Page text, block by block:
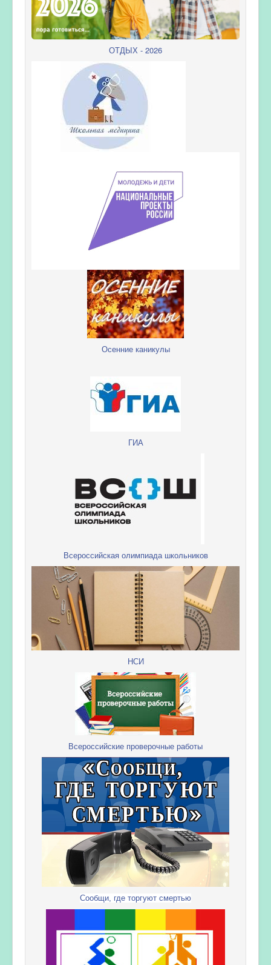
ОТДЫХ - 2026
Осенние каникулы
ГИА
Всероссийская олимпиада школьников
НСИ
Всероссийские проверочные работы
Сообщи, где торгуют смертью